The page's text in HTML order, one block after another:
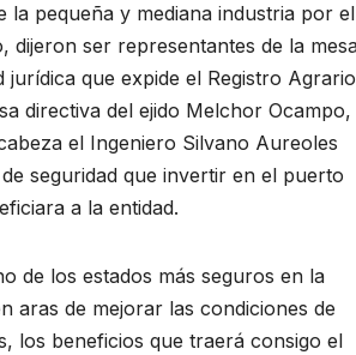
pequeña y mediana industria por el
dijeron ser representantes de la
que expide el Registro Agrario
directiva del ejido Melchor Ocampo,
el Ingeniero Silvano Aureoles
seguridad que invertir en el puerto
a la entidad.
de los estados más seguros en la
aras de mejorar las condiciones de
los beneficios que traerá consigo el